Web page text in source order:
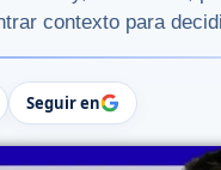
contexto para
Seguir en